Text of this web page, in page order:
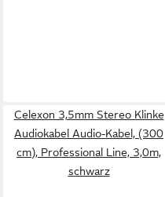
Celexon 3,5mm Stereo Klinke
Audiokabel Audio-Kabel, (300
cm), Professional Line, 3,0m,
schwarz